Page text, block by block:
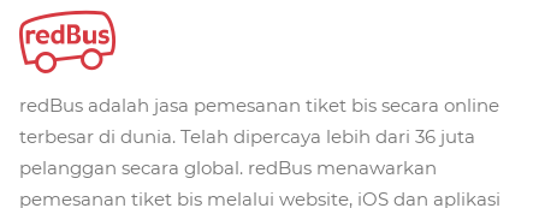
redBus adalah jasa pemesanan tiket bis secara online
terbesar di dunia. Telah dipercaya lebih dari 36 juta
pelanggan secara global. redBus menawarkan
pemesanan tiket bis melalui website, iOS dan aplikasi